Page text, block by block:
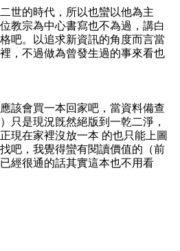
世的時代，所以也蠻以他為主
教宗為中心書寫也不為過，講白
吧。以追求新資訊的角度而言當
，不過做為曾發生過的事來看也
該會買一本回家吧，當資料備查
只是現況旣然絕版到一乾二淨，
現在家裡沒放一本 的也只能上圖
吧，我覺得蠻有閱讀價值的（前
經很通的話其實這本也不用看